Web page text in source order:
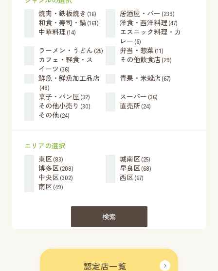
認定店一覧
焼肉・鉄板焼き (16) 居酒屋・バー (239)
和食・寿司・鍋 (161) 洋食・西洋料理 (47)
中華料理 (14)
エスニック料理・カ
レー (6)
ラーメン・うどん (25) 弁当・惣菜(11)
カフェ・軽食・ス
イーツ (36)
その他飲食店(29)
鮮魚・鮮魚加工品店
(48)
青果・米殻店(67)
菓子・パン屋 (32) スーパー (36)
その他小売り (30) 直売所(24)
その他(24)
エリアの選択
東区(83) 城南区(25)
博多区(208) 早良区(68)
中央区(302) 西区(67)
南区(49)
検索